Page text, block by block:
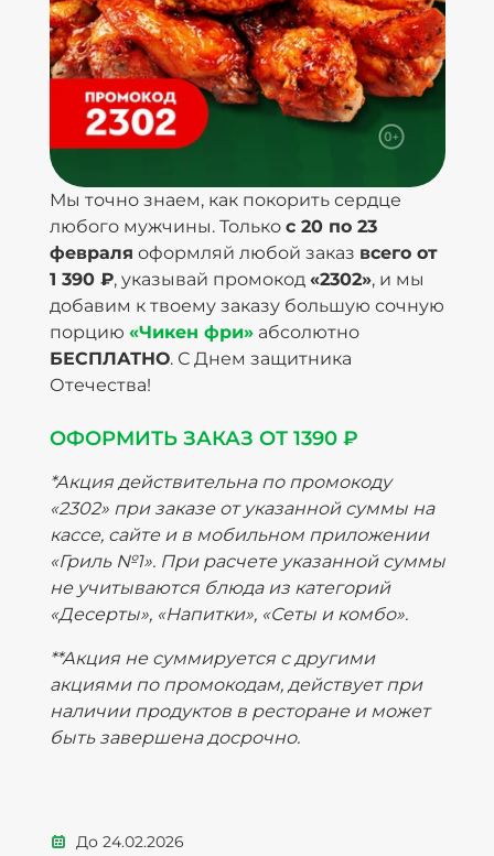
Мы точно знаем, как покорить сердце
любого мужчины. Только с 20 по 23
февраля оформляй любой заказ всего от
1 390 ₽, указывай промокод «2302», и мы
добавим к твоему заказу большую сочную
порцию «Чикен фри»абсолютно
БЕСПЛАТНО. С Днем защитника
Отечества!
ОФОРМИТЬ ЗАКАЗ ОТ 1390 ₽
*Акция действительна по промокоду
«2302» при заказе от указанной суммы на
кассе, сайте и в мобильном приложении
«Гриль №1». При расчете указанной суммы
не учитываются блюда из категорий
«Десерты», «Напитки», «Сеты и комбо».
**Акция не суммируется с другими
акциями по промокодам, действует при
наличии продуктов в ресторане и может
быть завершена досрочно.
До 24.02.2026